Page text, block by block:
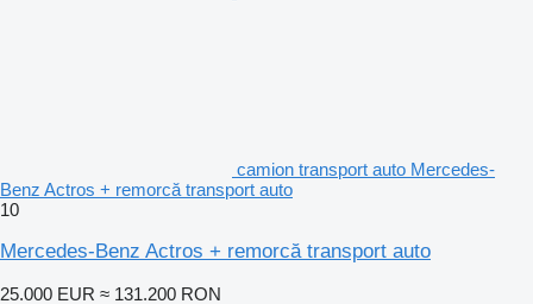
camion transport auto Mercedes-
Benz Actros + remorcă transport auto
10
Mercedes-Benz Actros + remorcă transport auto
25.000 EUR ≈ 131.200 RON